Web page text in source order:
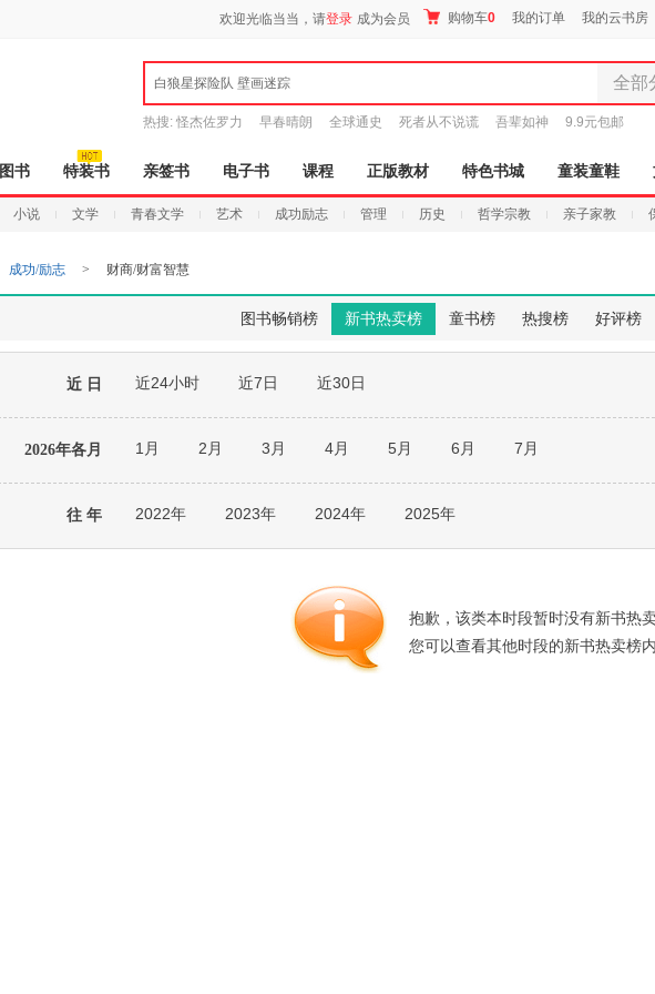
欢迎光临当当，请登录 成为会员 购物车0 我的订单 我的云书房
白狼星探险队 壁画迷踪 全部
全部分
图书
电子书
音像
玩具
孕婴
食品
手机
热搜: 怪杰佐罗力 早春晴朗 全球通史 死者从不说谎 吾辈如神 9.9元包邮
图书 特装书 亲签书 电子书 课程 正版教材 特色书城 童装童鞋
小说 文学 青春文学 艺术 成功励志 管理 历史 哲学宗教 亲子家教
成功/励志 > 财商/财富智慧
图书畅销榜 新书热卖榜 童书榜 热搜榜 好评榜
近 日 近24小时 近7日 近30日
2026年各月 1月 2月 3月 4月 5月 6月 7月
往 年 2022年 2023年 2024年 2025年
抱歉，该类本时段暂时没有新书热卖
您可以查看其他时段的新书热卖榜内